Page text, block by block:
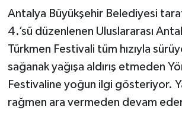
Antalya Büyükşehir Belediyesi
4.’sü düzenlenen Uluslararası
Türkmen Festivali tüm hızıyla
sağanak yağışa aldırış etmeden
Festivaline yoğun ilgi gösteriyor.
rağmen ara vermeden devam
Spor
Teknoloji
Televizyon